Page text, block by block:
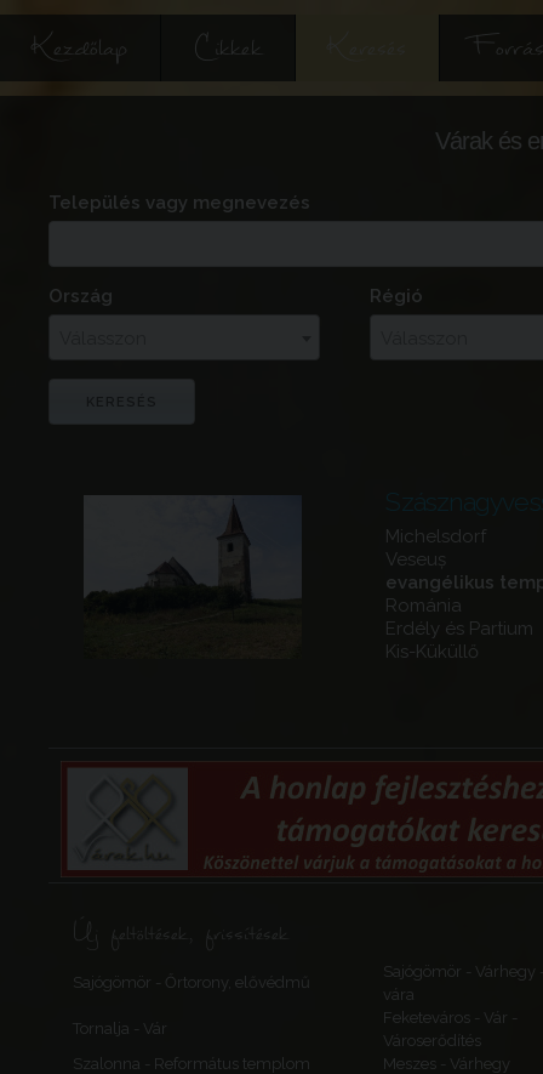
Kezdőlap Cikkek
Várak és
Település vagy megnevezés
Ország
Régió
Michelsdorf
Veseuș
evangélikus
Románia
Erdély és Partium
Kis-Küküllő
Új feltöltések, frissítések
Sajógömör - Őrtorony, elővédmű
Sajógömör - Várhegy
vára
Tornalja - Vár
Feketeváros - Vár -
Városerődítés
Szalonna - Református templom
Meszes - Várhegy